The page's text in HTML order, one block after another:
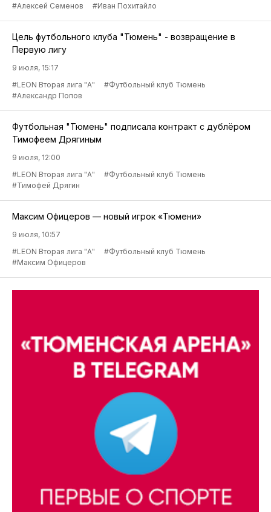
#Алексей Семенов
#Иван Похитайло
Цель футбольного клуба "Тюмень" - возвращение в
Первую лигу
9 июля, 15:17
#LEON Вторая лига "А"
#Футбольный клуб Тюмень
#Александр Попов
Футбольная "Тюмень" подписала контракт с дублёром
Тимофеем Дрягиным
9 июля, 12:00
#LEON Вторая лига "А"
#Футбольный клуб Тюмень
#Тимофей Дрягин
Максим Офицеров — новый игрок «Тюмени»
9 июля, 10:57
#LEON Вторая лига "А"
#Футбольный клуб Тюмень
#Максим Офицеров